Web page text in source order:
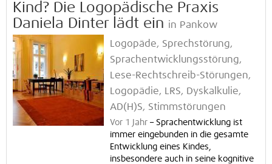
Kind? Die Logopädische Praxis
Daniela Dinter lädt ein in Pankow
Logopäde, Sprechstörung,
Sprachentwicklungsstörung,
Lese-Rechtschreib-Störungen,
Logopädie, LRS, Dyskalkulie,
AD(H)S, Stimmstörungen
Vor 1 Jahr – Sprachentwicklung ist
immer eingebunden in die gesamte
Entwicklung eines Kindes,
insbesondere auch in seine kognitive